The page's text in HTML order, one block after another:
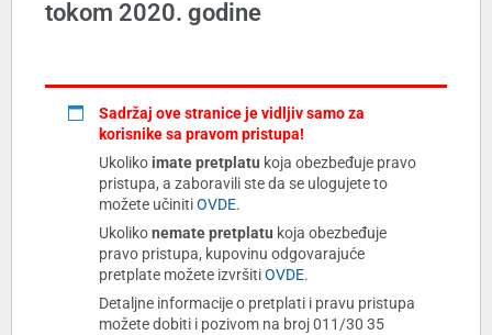
tokom 2020. godine
Sadržaj ove stranice je vidljiv samo za
korisnike sa pravom pristupa!
Ukoliko imate pretplatu koja obezbeđuje pravo
pristupa, a zaboravili ste da se ulogujete to
možete učinitiOVDE.
Ukolikonemate pretplatu koja obezbeđuje
pravo pristupa, kupovinu odgovarajuće
pretplate možete izvršitiOVDE.
Detaljne informacije o pretplati i pravu pristupa
možete dobiti i pozivom na broj 011/30 35